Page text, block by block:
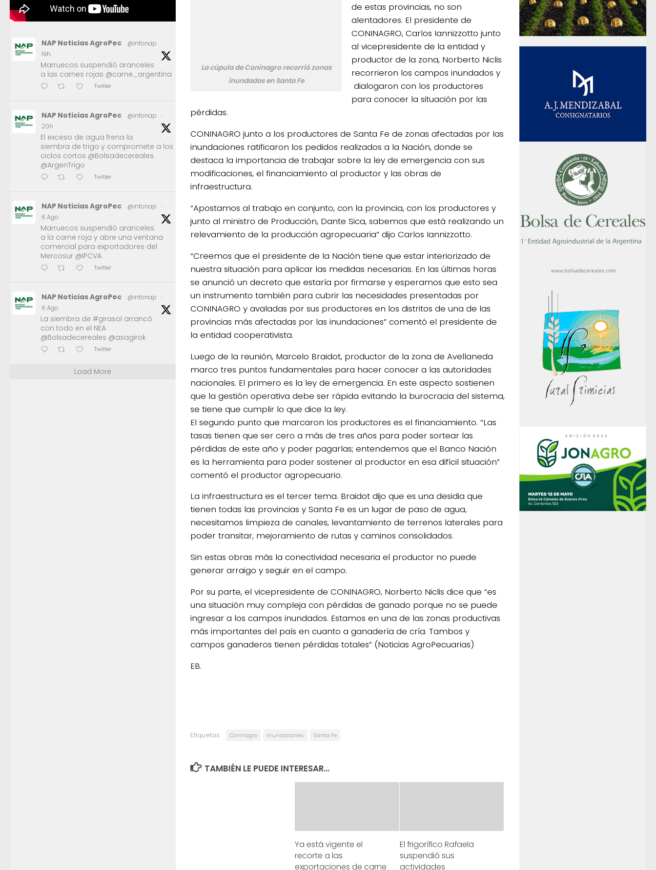
La cúpula de Coninagro recorrió zonas
inundadas en Santa Fe
de estas provincias, no son
alentadores. El presidente de
CONINAGRO, Carlos Iannizzotto junto
al vicepresidente de la entidad y
productor de la zona, Norberto Niclis
recorrieron los campos inundados y
dialogaron con los productores
para conocer la situación por las
pérdidas.
CONINAGRO junto a los productores de Santa Fe de zonas afectadas por las
inundaciones ratificaron los pedidos realizados a la Nación, donde se
destaca la importancia de trabajar sobre la ley de emergencia con sus
modificaciones, el financiamiento al productor y las obras de
infraestructura.
“Apostamos al trabajo en conjunto, con la provincia, con los productores y
junto al ministro de Producción, Dante Sica, sabemos que está realizando un
relevamiento de la producción agropecuaria” dijo Carlos Iannizzotto.
“Creemos que el presidente de la Nación tiene que estar interiorizado de
nuestra situación para aplicar las medidas necesarias. En las últimas horas
se anunció un decreto que estaría por firmarse y esperamos que esto sea
un instrumento también para cubrir las necesidades presentadas por
CONINAGRO y avaladas por sus productores en los distritos de una de las
provincias más afectadas por las inundaciones” comentó el presidente de
la entidad cooperativista.
Luego de la reunión, Marcelo Braidot, productor de la zona de Avellaneda
marco tres puntos fundamentales para hacer conocer a las autoridades
nacionales. El primero es la ley de emergencia. En este aspecto sostienen
que la gestión operativa debe ser rápida evitando la burocracia del sistema,
se tiene que cumplir lo que dice la ley.
El segundo punto que marcaron los productores es el financiamiento. “Las
tasas tienen que ser cero a más de tres años para poder sortear las
pérdidas de este año y poder pagarlas; entendemos que el Banco Nación
es la herramienta para poder sostener al productor en esa difícil situación”
comentó el productor agropecuario.
La infraestructura es el tercer tema. Braidot dijo que es una desidia que
tienen todas las provincias y Santa Fe es un lugar de paso de agua,
necesitamos limpieza de canales, levantamiento de terrenos laterales para
poder transitar, mejoramiento de rutas y caminos consolidados.
Sin estas obras más la conectividad necesaria el productor no puede
generar arraigo y seguir en el campo.
Por su parte, el vicepresidente de CONINAGRO, Norberto Niclis dice que “es
una situación muy compleja con pérdidas de ganado porque no se puede
ingresar a los campos inundados. Estamos en una de las zonas productivas
más importantes del país en cuanto a ganadería de cría. Tambos y
campos ganaderos tienen pérdidas totales” (Noticias AgroPecuarias)
EB.
Etiquetas: Coninagro inundaciones Santa Fe
TAMBIÉN LE PUEDE INTERESAR...
Ya está vigente el
recorte a las
exportaciones de carne
El frigorífico Rafaela
suspendió sus
actividades
NAP Noticias AgroPec @infonap
·
19h
Marruecos suspendió aranceles
a las carnes rojas @carne_argentina
Twitter
NAP Noticias AgroPec @infonap
·
20h
El exceso de agua frena la
siembra de trigo y compromete a los
ciclos cortos @Bolsadecereales
@ArgenTrigo
Twitter
NAP Noticias AgroPec @infonap
·
6 Ago
Marruecos suspendió aranceles
a la carne roja y abre una ventana
comercial para exportadores del
Mercosur @IPCVA
Twitter
NAP Noticias AgroPec @infonap
·
6 Ago
La siembra de #girasol arrancó
con todo en el NEA
@Bolsadecereales @asagirok
Twitter
Load More